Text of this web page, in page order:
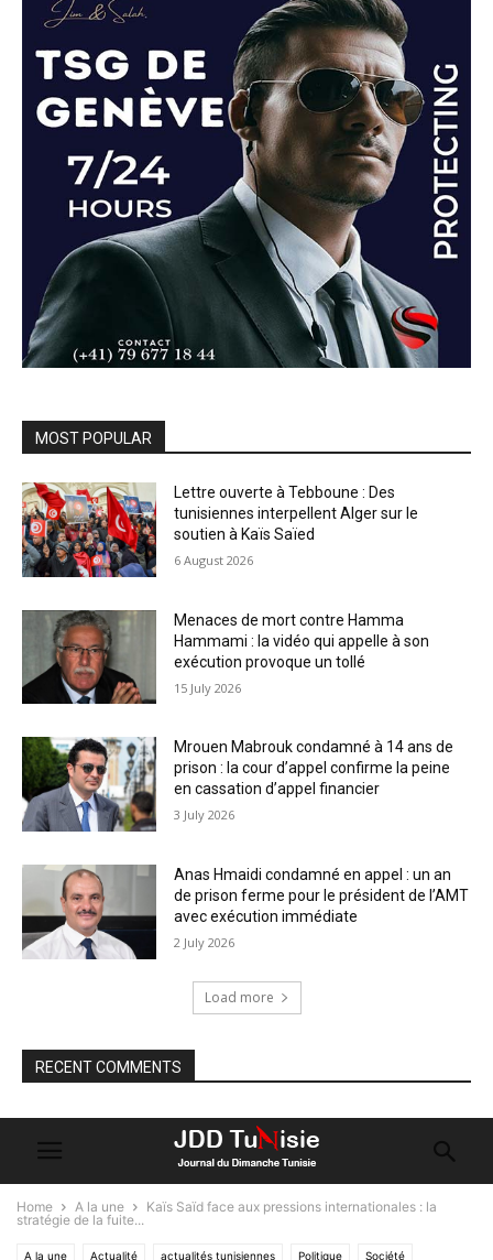
MOST POPULAR
Lettre ouverte à Tebboune : Des
tunisiennes interpellent Alger sur le
soutien à Kaïs Saïed
6 August 2026
Menaces de mort contre Hamma
Hammami : la vidéo qui appelle à son
exécution provoque un tollé
15 July 2026
Mrouen Mabrouk condamné à 14 ans de
prison : la cour d’appel confirme la peine
en cassation d’appel financier
3 July 2026
Anas Hmaidi condamné en appel : un an
de prison ferme pour le président de l’AMT
avec exécution immédiate
2 July 2026
Load more
RECENT COMMENTS